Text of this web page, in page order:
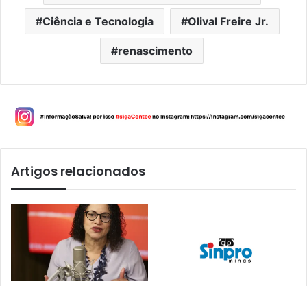
Ciência e Tecnologia Olival Freire Jr.
renascimento
Artigos relacionados